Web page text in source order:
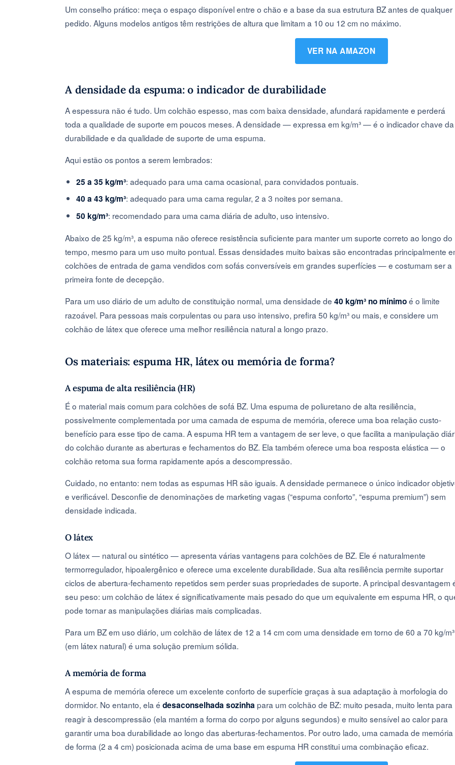
Um conselho prático: meça o espaço disponível entre o chão e a base da sua estrutura BZ antes de qualquer
pedido. Alguns modelos antigos têm restrições de altura que limitam a 10 ou 12 cm no máximo.
VER NA AMAZON
A densidade da espuma: o indicador de durabilidade
A espessura não é tudo. Um colchão espesso, mas com baixa densidade, afundará rapidamente e perderá
toda a qualidade de suporte em poucos meses. A densidade — expressa em kg/m³ — é o indicador chave da
durabilidade e da qualidade de suporte de uma espuma.
Aqui estão os pontos a serem lembrados:
25 a 35 kg/m³: adequado para uma cama ocasional, para convidados pontuais.
40 a 43 kg/m³: adequado para uma cama regular, 2 a 3 noites por semana.
50 kg/m³: recomendado para uma cama diária de adulto, uso intensivo.
Abaixo de 25 kg/m³, a espuma não oferece resistência suficiente para manter um suporte correto ao longo do
tempo, mesmo para um uso muito pontual. Essas densidades muito baixas são encontradas principalmente
colchões de entrada de gama vendidos com sofás conversíveis em grandes superfícies — e costumam ser a
primeira fonte de decepção.
Para um uso diário de um adulto de constituição normal, uma densidade de 40 kg/m³ no mínimoé o limite
razoável. Para pessoas mais corpulentas ou para uso intensivo, prefira 50 kg/m³ ou mais, e considere um
colchão de látex que oferece uma melhor resiliência natural a longo prazo.
Os materiais: espuma HR, látex ou memória de forma?
A espuma de alta resiliência (HR)
É o material mais comum para colchões de sofá BZ. Uma espuma de poliuretano de alta resiliência,
possivelmente complementada por uma camada de espuma de memória, oferece uma boa relação custo-
benefício para esse tipo de cama. A espuma HR tem a vantagem de ser leve, o que facilita a manipulação
do colchão durante as aberturas e fechamentos do BZ. Ela também oferece uma boa resposta elástica — o
colchão retoma sua forma rapidamente após a descompressão.
Cuidado, no entanto: nem todas as espumas HR são iguais. A densidade permanece o único indicador
e verificável. Desconfie de denominações de marketing vagas (“espuma conforto”, “espuma premium”) sem
densidade indicada.
O látex
O látex — natural ou sintético — apresenta várias vantagens para colchões de BZ. Ele é naturalmente
termorregulador, hipoalergênico e oferece uma excelente durabilidade. Sua alta resiliência permite suportar
ciclos de abertura-fechamento repetidos sem perder suas propriedades de suporte. A principal desvantagem
seu peso: um colchão de látex é significativamente mais pesado do que um equivalente em espuma HR, o
pode tornar as manipulações diárias mais complicadas.
Para um BZ em uso diário, um colchão de látex de 12 a 14 cm com uma densidade em torno de 60 a 70 kg/m³
(em látex natural) é uma solução premium sólida.
A memória de forma
A espuma de memória oferece um excelente conforto de superfície graças à sua adaptação à morfologia do
dormidor. No entanto, ela é desaconselhada sozinha para um colchão de BZ: muito pesada, muito lenta para
reagir à descompressão (ela mantém a forma do corpo por alguns segundos) e muito sensível ao calor para
garantir uma boa durabilidade ao longo das aberturas-fechamentos. Por outro lado, uma camada de memória
de forma (2 a 4 cm) posicionada acima de uma base em espuma HR constitui uma combinação eficaz.